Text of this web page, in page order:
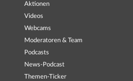
Aktionen
Videos
Webcams
Moderatoren & Team
Podcasts
News-Podcast
Themen-Ticker